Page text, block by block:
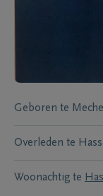
Geboren te
Overleden te
Woonachtig te